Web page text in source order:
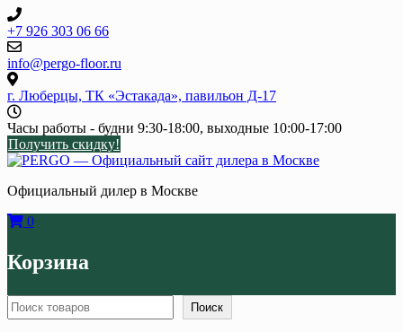
Skip
to
content
+7 926 303 06 66
info@pergo-floor.ru
г. Люберцы, ТК «Эстакада», павильон Д-17
Часы работы - будни 9:30-18:00, выходные 10:00-17:00
Получить скидку!
Официальный дилер в Москве
0
Корзина
Поиск Поиск